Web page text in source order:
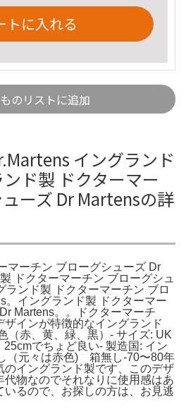
トに入れる
のリストに追加
イングランド
ド製 ドクターマー
ーズ Dr Martensの詳
マーチン ブローグシューズ Dr
ドクターマーチン ブローグシュ
ランド製 ドクターマーチン ブロ
。イングランド製 ドクターマー
Martens。。ドクターマーチ
インが特徴的なイングランド
（赤、黄、緑、黒）- サイズ: UK
でちょど良い- 製造国: イン
（元々は赤色) 箱無し-70〜80年
のイングランド製です、このデザ
代物なのでそれなりに使用感はあ
いるので、お探しの方は、お見逃